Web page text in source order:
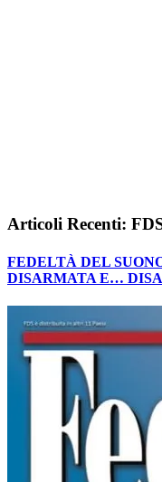
Articoli Recenti:
FEDELTÀ DEL
DISARMATA E…